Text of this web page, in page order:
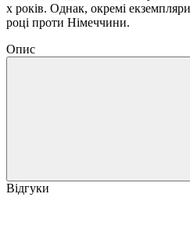
х років. Однак, окремі
році проти Німеччини.
Опис
Відгуки